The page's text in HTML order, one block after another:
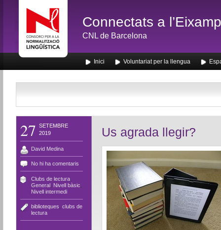
Connectats a
CNL de Barcelona
Inici Voluntariat per la llengua
27 SETEMBRE
2019
David Medina
No hi ha comentaris
Clubs de lectura,
General, Nivell bàsic
Nivell intermedi
biblioteques clubs de
lectura
Us agrada llegir?